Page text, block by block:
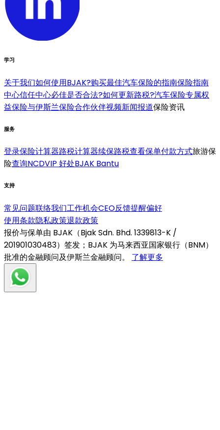
学习
关于我们如何使用BJAK?购买最佳汽车保险的指南保险指南
中心信任中心必佳是否合法?如何更新路税?汽车保险专属权
益保险与伊斯兰保险合作伙伴视频新闻报道保险资讯
服务
登录保险计算器路税计算器续保路税查看保单付款方式旅游保
险查询NCDVIP 好处BJAK Bantu
支持
常见问题联络我们工作机会CEO反馈提醒偏好
使用条款隐私政策退款政策
报价与保单由 BJAK（Bjak Sdn. Bhd. 1339813-K /
201901030483）签发；BJAK 为马来西亚国家银行（BNM）
批准的金融顾问及伊斯兰金融顾问。
了解更多